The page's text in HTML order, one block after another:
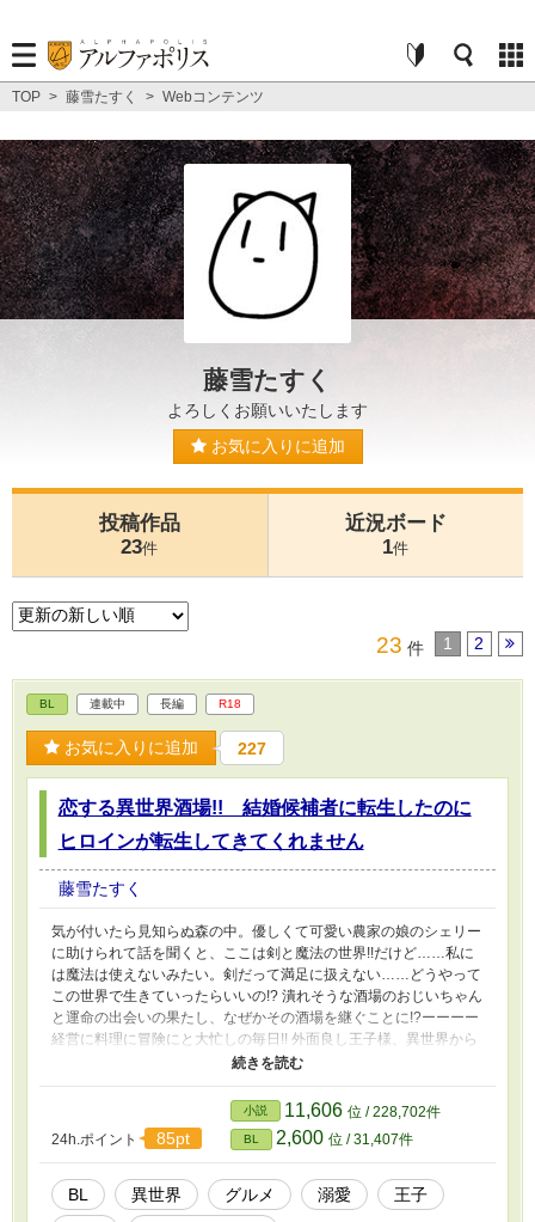
TOP > 藤雪たすく > Webコンテンツ
藤雪たすく
よろしくお願いいたします
お気に入りに追加
投稿作品
23件
近況ボード
1件
23 件 1 2
BL 連載中 長編 R18
お気に入りに追加 227
恋する異世界酒場!! 結婚候補者に転生したのに
ヒロインが転生してきてくれません
藤雪たすく
気が付いたら見知らぬ森の中。優しくて可愛い農家の娘のシェリー
に助けられて話を聞くと、ここは剣と魔法の世界!!だけど……私に
は魔法は使えないみたい。剣だって満足に扱えない……どうやって
この世界で生きていったらいいの!? 潰れそうな酒場のおじいちゃん
と運命の出会いの果たし、なぜかその酒場を継ぐことに!?ーーーー
経営に料理に冒険にと大忙しの毎日!! 外面良し王子様、異世界から
の勇者様、おねぇ神官様にショタ大魔道士様、みんなみんな胃袋掴
んじゃう!!イケメンの常連さんに囲まれて恋にも頑張っちゃうよ!!困
難なんて愛と笑顔で乗り越えちゃえ!! そんなゲームの世界にせっか
く勇者として転生してきたんだけどなぁ……なぜかヒロインが転生
されてきません。恋はともかく……お願いします!!胃袋だけでも掴
んでください!!
24h.ポイント 85pt
小説 11,606 位 / 228,702件
BL 2,600 位 / 31,407件
BL 異世界 グルメ 溺愛
王子